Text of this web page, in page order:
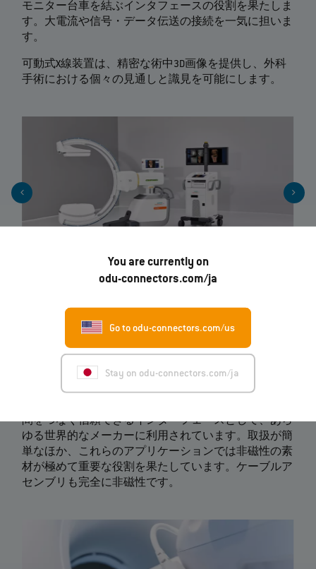
You are currently on
odu-connectors.com/ja
Go to odu-connectors.com/us
Stay on odu-connectors.com/ja
モニター台車を結ぶインタフェースの役割を果たしま
す。大電流や信号・データ伝送の接続を一気に担いま
す。
可動式X線装置は、精密な術中3D画像を提供し、外科
手術における個々の見通しと識見を可能にします。
磁気共鳴画像(MRI)向けコイル
コネクタ
磁気共鳴画像は、医療診断での可視化処理技術です。
間をつなぐ信頼できるインターフェースとして、あら
ゆる世界的なメーカーに利用されています。取扱が簡
単なほか、これらのアプリケーションでは非磁性の素
材が極めて重要な役割を果たしています。ケーブルア
センブリも完全に非磁性です。